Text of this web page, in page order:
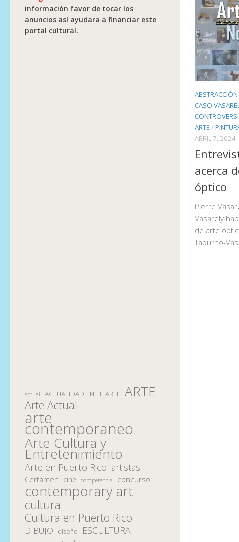
ABSTRACCIÓN
CASO
ARTE /
ABRIL 7, 2024
acerca
óptico
Pierre
Vasarely
de arte
Taburno-
información favor de tocar los
anuncios así ayudara a financiar este
portal cultural.
actual ACTUALIDAD EN EL ARTE ARTE
Arte Actual
arte
contemporaneo
Arte Cultura y
Entretenimiento
Arte en Puerto Rico artistas
Certamen cine competencia concurso
contemporary art
cultura
Cultura en Puerto Rico
DIBUJO diseño ESCULTURA